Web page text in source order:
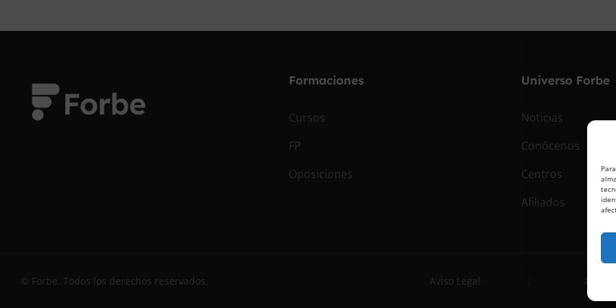
Formaciones
Cursos
FP
Oposiciones
Universo Forbe
Noticias
Conócenos
Centros
Afiliados
© Forbe. Todos los derechos reservados. Aviso Legal